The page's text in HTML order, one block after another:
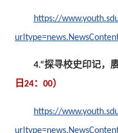
https://
4.“探寻校史印记，
日24：00）
https://